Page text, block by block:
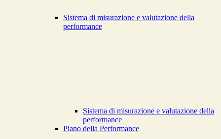
Sistema di misurazione e valutazione della
performance
Sistema di misurazione e valutazione della
performance
Piano della Performance